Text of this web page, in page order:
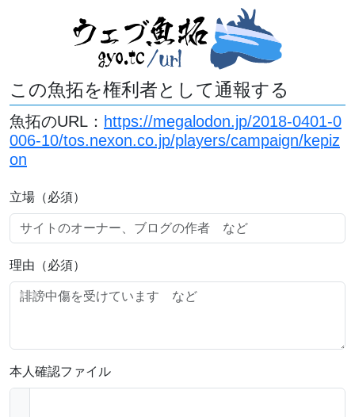
この魚拓を権利者として通報する
魚拓のURL： https://megalodon.jp/2018-0401-0
006-10/tos.nexon.co.jp/players/campaign/kepiz
on
立場（必須）
理由（必須）
本人確認ファイル